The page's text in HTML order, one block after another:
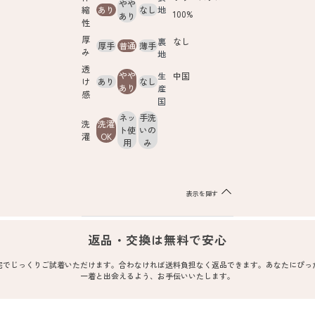
縮
性
あり
やや
あり
なし
厚
み
厚手 普通 薄手
透
け
感
あり
やや
あり
なし
洗
濯
洗濯
OK
ネッ
ト使
用
手洗
いの
み
地 100%
裏
地
なし
生
産
国
中国
表示を隠す
返品・交換は無料で安心
でじっくりご試着いただけます。合わなければ送料負担なく返品できます。あなたにぴっ
一着と出会えるよう、お手伝いいたします。